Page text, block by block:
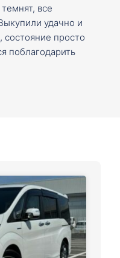
все
удачно и
просто
поблагодарить